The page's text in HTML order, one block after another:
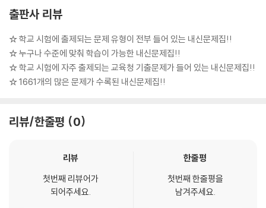
출판사 리뷰
☆ 학교 시험에 출제되는 문제 유형이 전부 들어 있는 내신문제집!!
☆ 누구나 수준에 맞춰 학습이 가능한 내신문제집!!
☆ 학교 시험에 자주 출제되는 교육청 기출문제가 들어 있는 내신문제집!!
☆ 1661개의 많은 문제가 수록된 내신문제집!!
리뷰/한줄평 0
리뷰
첫번째 리뷰어가
되어주세요.
한줄평
첫번째 한줄평을
남겨주세요.